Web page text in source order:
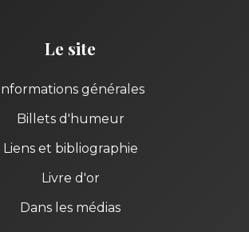
Le site
Informations générales
Billets d'humeur
Liens et bibliographie
Livre d'or
Dans les médias